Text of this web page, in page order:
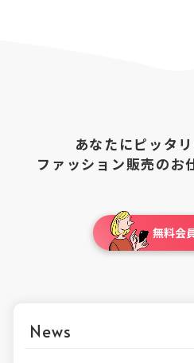
あなたにピッタリ
ファッション販売のお
無料会
News